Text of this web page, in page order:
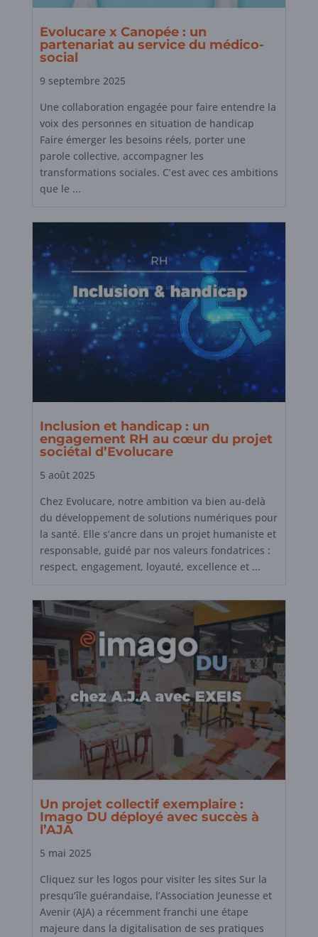
Evolucare x Canopée : un
partenariat au service du médico-
social
9 septembre 2025
Une collaboration engagée pour faire entendre la
voix des personnes en situation de handicap
Faire émerger les besoins réels, porter une
parole collective, accompagner les
transformations sociales. C’est avec ces ambitions
que le ...
Inclusion et handicap : un
engagement RH au cœur du projet
sociétal d’Evolucare
5 août 2025
Chez Evolucare, notre ambition va bien au-delà
du développement de solutions numériques pour
la santé. Elle s’ancre dans un projet humaniste et
responsable, guidé par nos valeurs fondatrices :
respect, engagement, loyauté, excellence et ...
Un projet collectif exemplaire :
Imago DU déployé avec succès à
l’AJA
5 mai 2025
Cliquez sur les logos pour visiter les sites Sur la
presqu’île guérandaise, l’Association Jeunesse et
Avenir (AJA) a récemment franchi une étape
majeure dans la digitalisation de ses pratiques